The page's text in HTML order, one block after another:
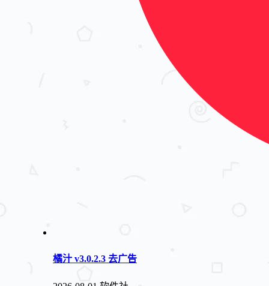
橘汁 v3.0.2.3 去广告